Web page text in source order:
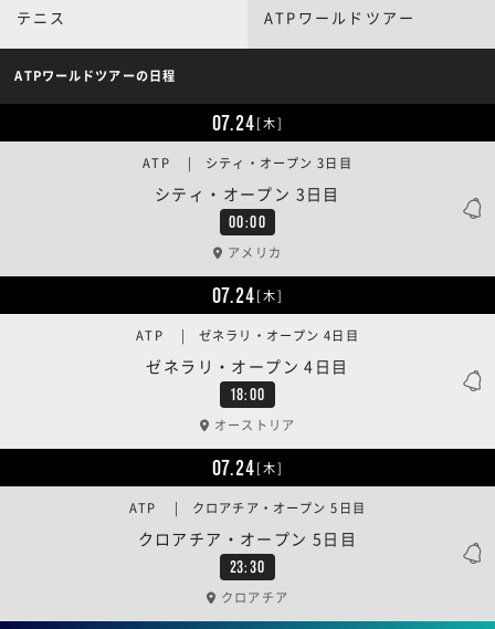
テニス ATPワールドツアー
ATPワールドツアーの日程
07.24[木]
00:00
シティ・オープン 3日目
ATP | シティ・オープン 3日目
アメリカ
07.24[木]
18:00
ゼネラリ・オープン 4日目
ATP | ゼネラリ・オープン 4日目
オーストリア
07.24[木]
23:30
クロアチア・オープン 5日目
ATP | クロアチア・オープン 5日目
クロアチア